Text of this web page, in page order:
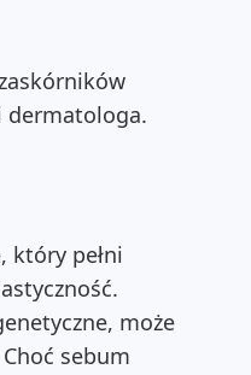
dermatologa.
który pełni
może
sebum